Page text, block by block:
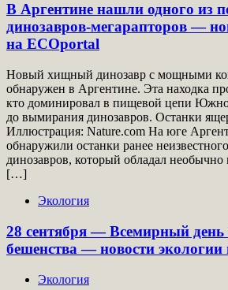
В Аргентине нашли одного из
динозавров-мегарапторов —
на ECOportal
Новый хищный динозавр с мощными
обнаружен в Аргентине. Эта находка
кто доминировал в пищевой цепи
до вымирания динозавров. Останки
Иллюстрация: Nature.com На юге
обнаружили останки ранее
динозавров, который обладал
[…]
Экология
28 сентября — Всемирный
бешенства — новости
Экология